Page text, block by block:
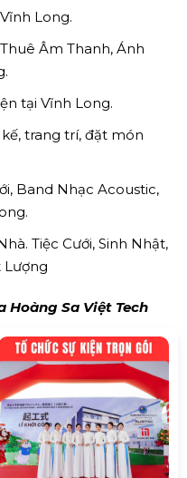
Long.
Âm Thanh, Ánh
tại Vĩnh Long.
trang trí, đặt món
Band Nhạc Acoustic,
Tiệc Cưới, Sinh Nhật,
Lượng
Hoàng Sa Việt Tech